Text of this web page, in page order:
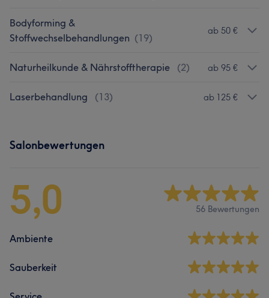
Bodyforming &
Stoffwechselbehandlungen (19)
ab 50 €
Naturheilkunde & Nährstofftherapie (2) ab 95 €
Laserbehandlung (13) ab 125 €
Salonbewertungen
5,0 56 Bewertungen
Ambiente
Sauberkeit